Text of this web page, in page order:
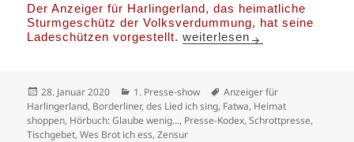
Der Anzeiger für Harlingerland, das heimatliche
Sturmgeschütz der Volksverdummung, hat seine
Ladeschützen vorgestellt.Mehr müssen Sie gar nicht
weiterlesen
Veröffentlicht
am
28. Januar 2020 Kategorien
1. Presse-show Schlagwörter
Anzeiger für
Harlingerland, Borderliner,des Lied ich sing, Fatwa, Heimat
shoppen, Hörbuch: Glaube wenig..., Presse-Kodex,Schrottpresse,
Tischgebet,Wes Brot ich ess,Zensur